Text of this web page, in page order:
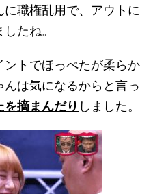
職権乱用で、アウトに
たね。
トでほっぺたが柔らか
は気になるからと言っ
を摘まんだり しました。